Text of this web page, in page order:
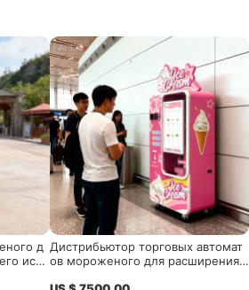
д
испо
Дистрибьютор торговых автомат
ов мороженого для расширения